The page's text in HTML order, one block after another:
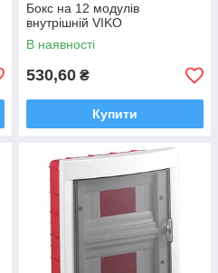
Бокс на 12 модулів
внутрішній VIKO
В наявності
530,60 ₴
Купити